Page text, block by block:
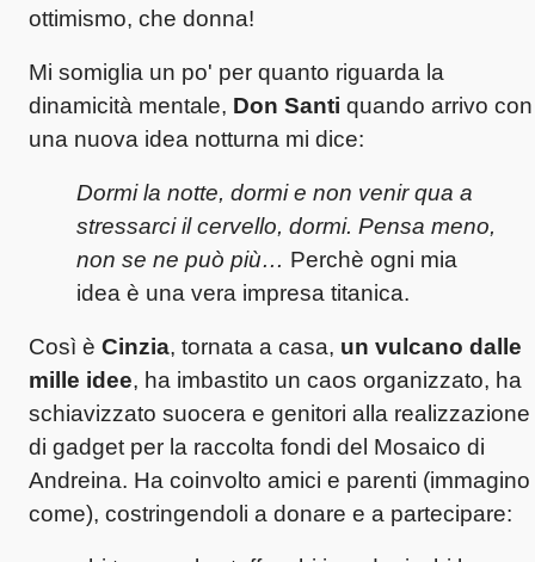
ottimismo, che donna!
Mi somiglia un po' per quanto riguarda la
dinamicità mentale, Don Santi quando arrivo con
una nuova idea notturna mi dice:
Dormi la notte, dormi e non venir qua a
stressarci il cervello, dormi. Pensa meno,
non se ne può più… Perchè ogni mia
idea è una vera impresa titanica.
Così è Cinzia, tornata a casa, un vulcano dalle
mille idee, ha imbastito un caos organizzato, ha
schiavizzato suocera e genitori alla realizzazione
di gadget per la raccolta fondi del Mosaico di
Andreina. Ha coinvolto amici e parenti (immagino
come), costringendoli a donare e a partecipare: